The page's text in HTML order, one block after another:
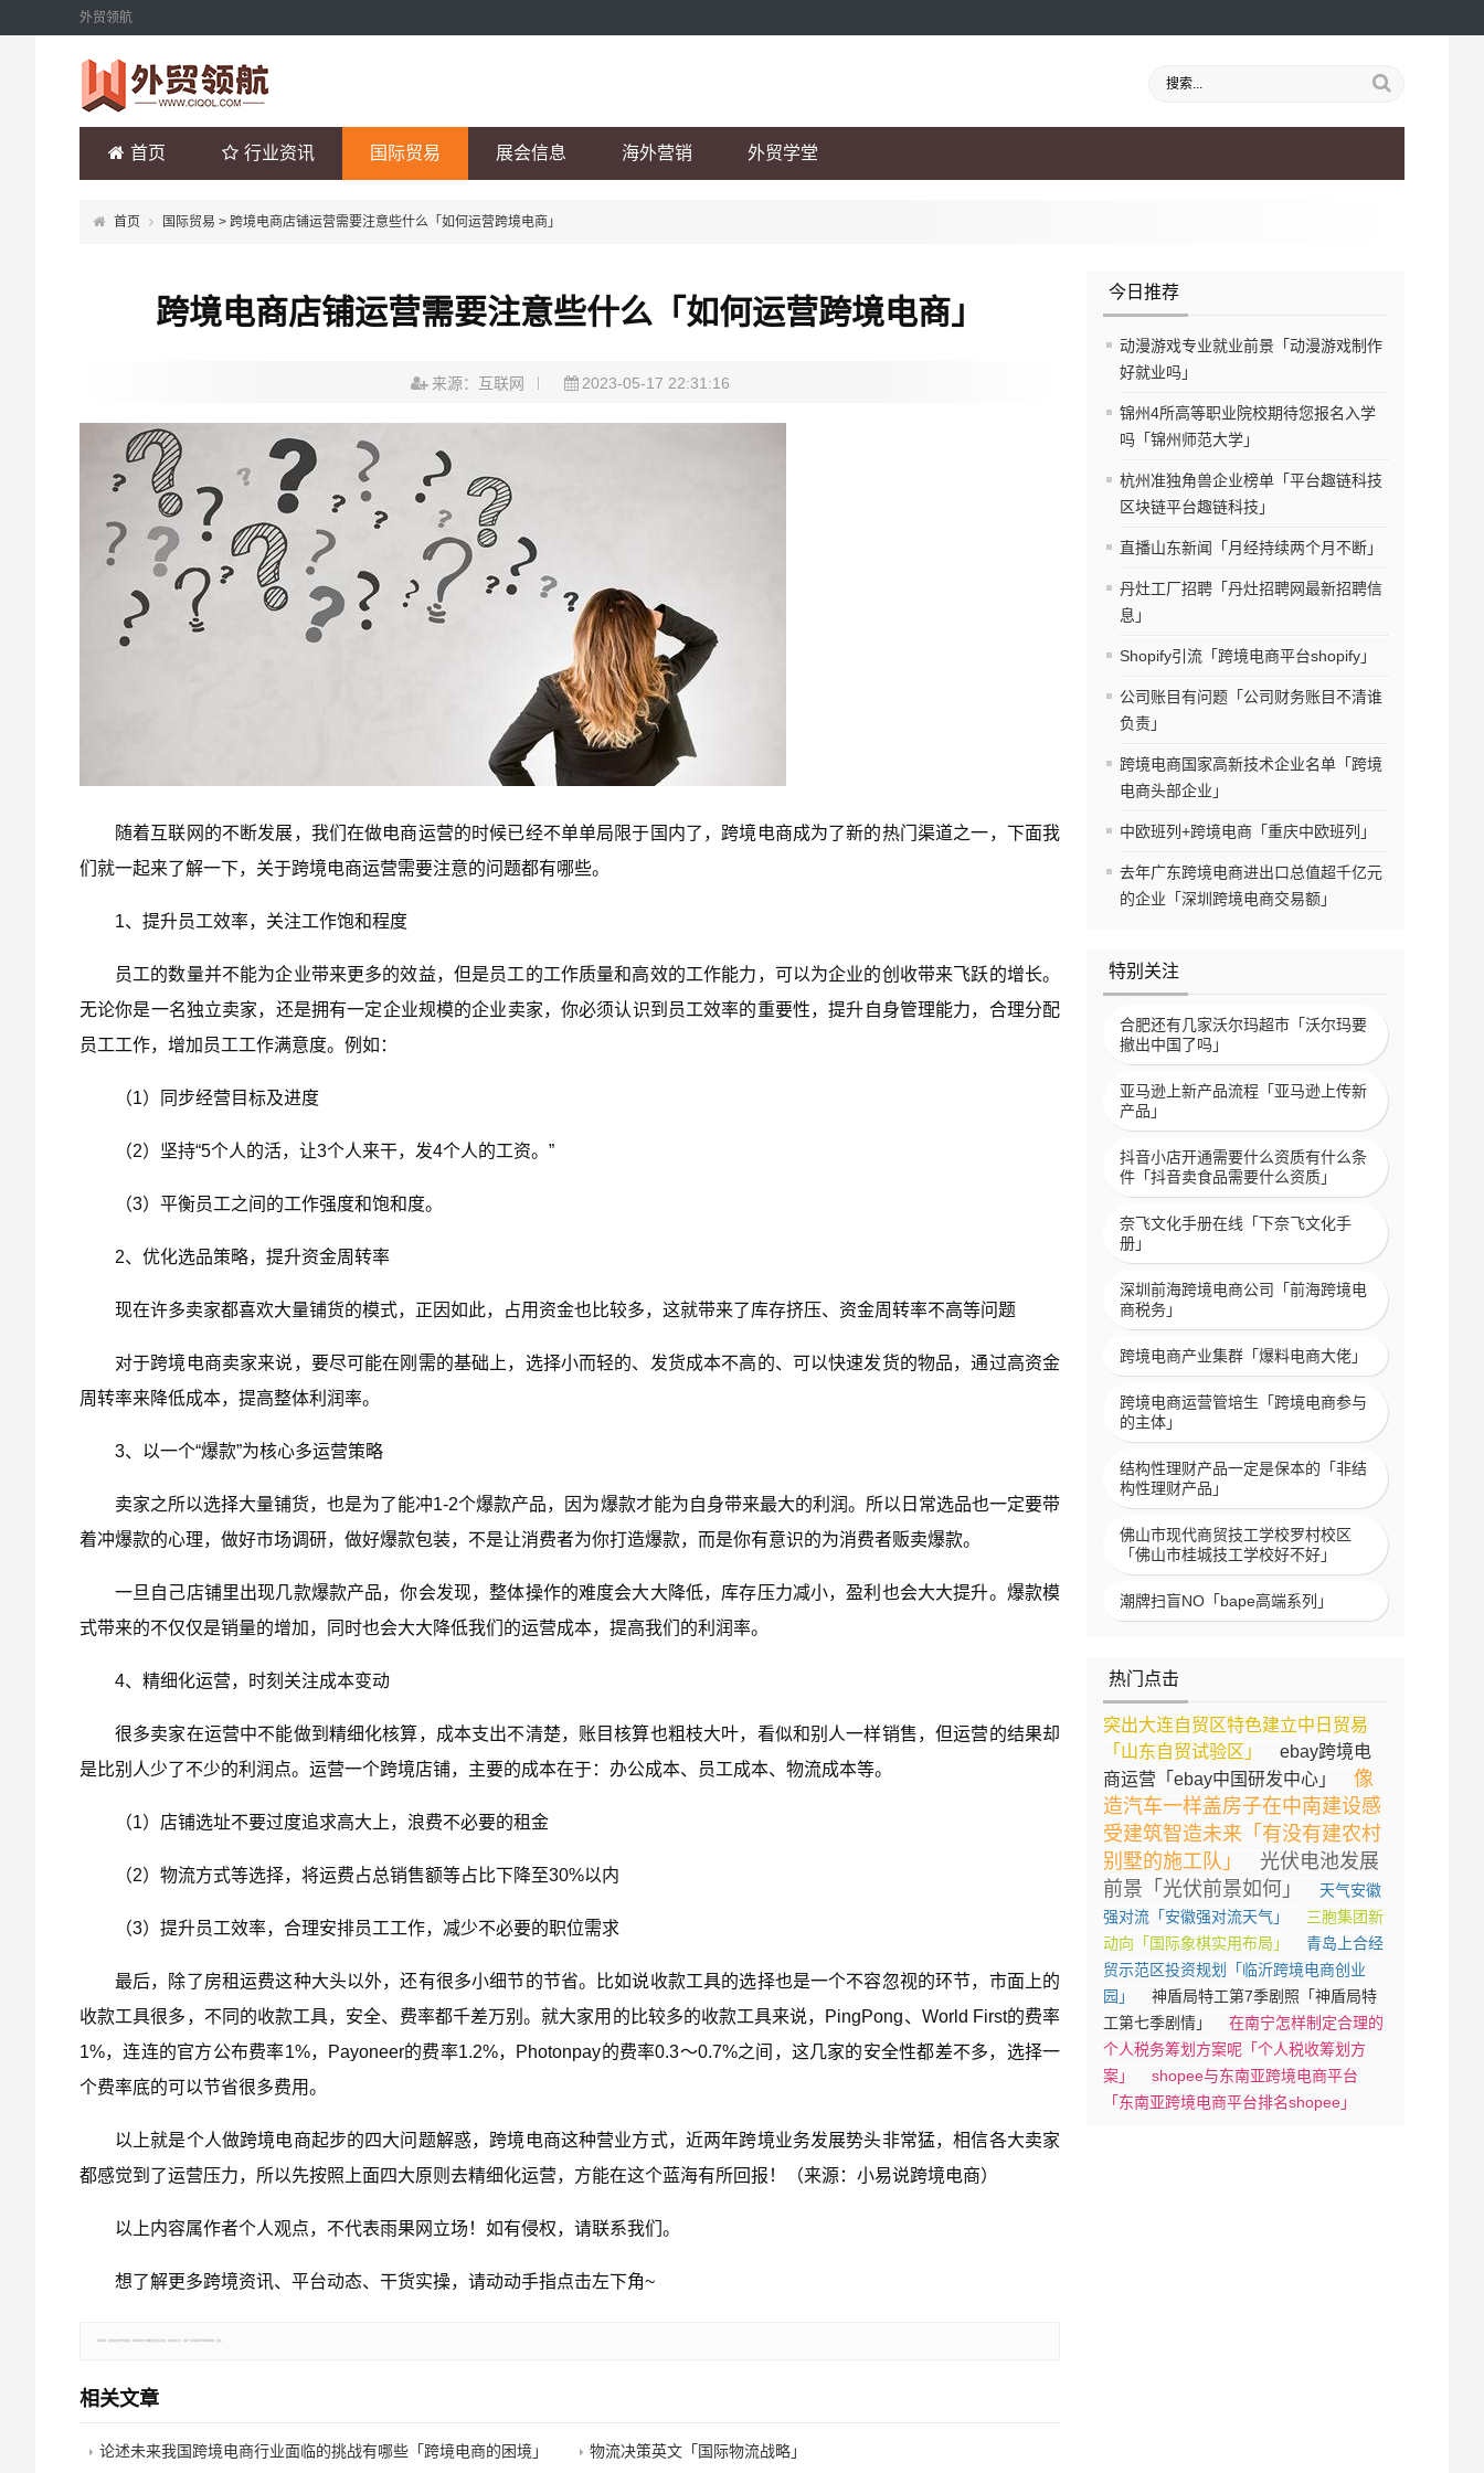
外贸领航
首页 行业资讯 国际贸易 展会信息 海外营销 外贸学堂
首页 国际贸易 > 跨境电商店铺运营需要注意些什么「如何运营跨境电商」
今日推荐
动漫游戏专业就业前景「动漫游戏制作
好就业吗」
锦州4所高等职业院校期待您报名入学
吗「锦州师范大学」
杭州准独角兽企业榜单「平台趣链科技
区块链平台趣链科技」
直播山东新闻「月经持续两个月不断」
丹灶工厂招聘「丹灶招聘网最新招聘信
息」
Shopify引流「跨境电商平台shopify」
公司账目有问题「公司财务账目不清谁
负责」
跨境电商国家高新技术企业名单「跨境
电商头部企业」
中欧班列+跨境电商「重庆中欧班列」
去年广东跨境电商进出口总值超千亿元
的企业「深圳跨境电商交易额」
特别关注
合肥还有几家沃尔玛超市「沃尔玛要
撤出中国了吗」
亚马逊上新产品流程「亚马逊上传新
产品」
抖音小店开通需要什么资质有什么条
件「抖音卖食品需要什么资质」
奈飞文化手册在线「下奈飞文化手
册」
深圳前海跨境电商公司「前海跨境电
商税务」
跨境电商产业集群「爆料电商大佬」
跨境电商运营管培生「跨境电商参与
的主体」
结构性理财产品一定是保本的「非结
构性理财产品」
佛山市现代商贸技工学校罗村校区
「佛山市桂城技工学校好不好」
潮牌扫盲NO「bape高端系列」
热门点击
突出大连自贸区特色建立中日贸易
「山东自贸试验区」
ebay跨境电
商运营「ebay中国研发中心」
像
造汽车一样盖房子在中南建设感
受建筑智造未来「有没有建农村
别墅的施工队」
光伏电池发展
前景「光伏前景如何」
天气安徽
强对流「安徽强对流天气」
三胞集团新
动向「国际象棋实用布局」
青岛上合经
贸示范区投资规划「临沂跨境电商创业
园」
神盾局特工第7季剧照「神盾局特
工第七季剧情」
在南宁怎样制定合理的
个人税务筹划方案呢「个人税收筹划方
案」
shopee与东南亚跨境电商平台
「东南亚跨境电商平台排名shopee」
跨境电商店铺运营需要注意些什么「如何运营跨境电商」
来源：互联网 2023-05-17 22:31:16
随着互联网的不断发展，我们在做电商运营的时候已经不单单局限于国内了，跨境电商成为了新的热门渠道之一，下面我
们就一起来了解一下，关于跨境电商运营需要注意的问题都有哪些。
1、提升员工效率，关注工作饱和程度
员工的数量并不能为企业带来更多的效益，但是员工的工作质量和高效的工作能力，可以为企业的创收带来飞跃的增长。
无论你是一名独立卖家，还是拥有一定企业规模的企业卖家，你必须认识到员工效率的重要性，提升自身管理能力，合理分配
员工工作，增加员工工作满意度。例如：
（1）同步经营目标及进度
（2）坚持“5个人的活，让3个人来干，发4个人的工资。”
（3）平衡员工之间的工作强度和饱和度。
2、优化选品策略，提升资金周转率
现在许多卖家都喜欢大量铺货的模式，正因如此，占用资金也比较多，这就带来了库存挤压、资金周转率不高等问题
对于跨境电商卖家来说，要尽可能在刚需的基础上，选择小而轻的、发货成本不高的、可以快速发货的物品，通过高资金
周转率来降低成本，提高整体利润率。
3、以一个“爆款”为核心多运营策略
卖家之所以选择大量铺货，也是为了能冲1-2个爆款产品，因为爆款才能为自身带来最大的利润。所以日常选品也一定要带
着冲爆款的心理，做好市场调研，做好爆款包装，不是让消费者为你打造爆款，而是你有意识的为消费者贩卖爆款。
一旦自己店铺里出现几款爆款产品，你会发现，整体操作的难度会大大降低，库存压力减小，盈利也会大大提升。爆款模
式带来的不仅仅是销量的增加，同时也会大大降低我们的运营成本，提高我们的利润率。
4、精细化运营，时刻关注成本变动
很多卖家在运营中不能做到精细化核算，成本支出不清楚，账目核算也粗枝大叶，看似和别人一样销售，但运营的结果却
是比别人少了不少的利润点。运营一个跨境店铺，主要的成本在于：办公成本、员工成本、物流成本等。
（1）店铺选址不要过度追求高大上，浪费不必要的租金
（2）物流方式等选择，将运费占总销售额等占比下降至30%以内
（3）提升员工效率，合理安排员工工作，减少不必要的职位需求
最后，除了房租运费这种大头以外，还有很多小细节的节省。比如说收款工具的选择也是一个不容忽视的环节，市面上的
收款工具很多，不同的收款工具，安全、费率都千差万别。就大家用的比较多的收款工具来说，PingPong、World First的费率
1%，连连的官方公布费率1%，Payoneer的费率1.2%，Photonpay的费率0.3～0.7%之间，这几家的安全性都差不多，选择一
个费率底的可以节省很多费用。
以上就是个人做跨境电商起步的四大问题解惑，跨境电商这种营业方式，近两年跨境业务发展势头非常猛，相信各大卖家
都感觉到了运营压力，所以先按照上面四大原则去精细化运营，方能在这个蓝海有所回报！（来源：小易说跨境电商）
以上内容属作者个人观点，不代表雨果网立场！如有侵权，请联系我们。
想了解更多跨境资讯、平台动态、干货实操，请动动手指点击左下角~
相关文章
论述未来我国跨境电商行业面临的挑战有哪些「跨境电商的困境」 物流决策英文「国际物流战略」